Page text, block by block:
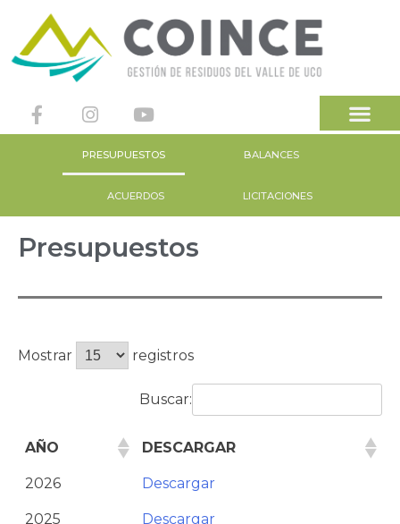
PRESUPUESTOS BALANCES
ACUERDOS LICITACIONES
Presupuestos
Mostrar registros
Buscar:
AÑO DESCARGAR
2026 Descargar
2025 Descargar